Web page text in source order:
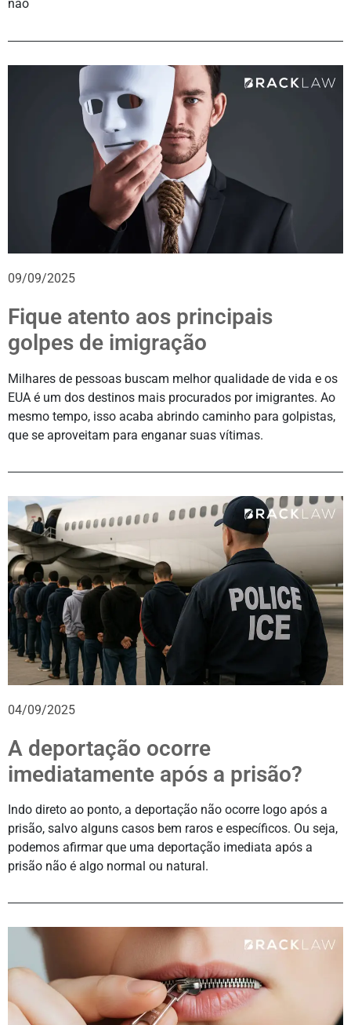
não
09/09/2025
Fique atento aos principais
golpes de imigração
Milhares de pessoas buscam melhor qualidade de vida e os
EUA é um dos destinos mais procurados por imigrantes. Ao
mesmo tempo, isso acaba abrindo caminho para golpistas,
que se aproveitam para enganar suas vítimas.
04/09/2025
A deportação ocorre
imediatamente após a prisão?
Indo direto ao ponto, a deportação não ocorre logo após a
prisão, salvo alguns casos bem raros e específicos. Ou seja,
podemos afirmar que uma deportação imediata após a
prisão não é algo normal ou natural.